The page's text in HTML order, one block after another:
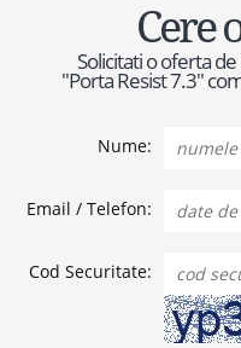
Cere
Solicitati o oferta
"Porta Resist 7.3"
Nume:
Email / Telefon:
Cod Securitate: